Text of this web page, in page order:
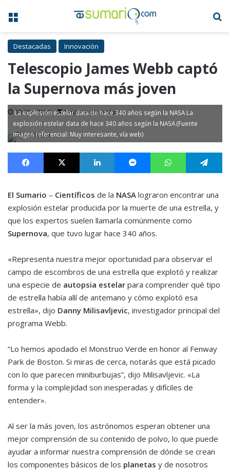
Menú
Destacadas Innovación
Telescopio James Webb captó
la Supernova más joven
09 Abr, 2023 1 minuto de lectura
La explosión estelar data de hace 340 años según la NASA La
explosión estelar data de hace 340 años según la NASA (Fuente
imagen referencial: Muy interesante, vía web)
Facebook X LinkedIn MessengerWhatsApp
El Sumario – Científicos de la NASA lograron encontrar una
explosión estelar producida por la muerte de una estrella, y
que los expertos suelen llamarla comúnmente como
Supernova, que tuvo lugar hace 340 años.
«Representa nuestra mejor oportunidad para observar el
campo de escombros de una estrella que explotó y realizar
una especie de autopsia estelar para comprender qué tipo
de estrella había allí de antemano y cómo explotó esa
estrella», dijo Danny Milisavljevic, investigador principal del
programa Webb.
“Lo hemos apodado el Monstruo Verde en honor al Fenway
Park de Boston. Si miras de cerca, notarás que está picado
con lo que parecen miniburbujas”, dijo Milisavljevic. «La
forma y la complejidad son inesperadas y difíciles de
entender».
Al ser la más joven, los astrónomos esperan obtener una
mejor comprensión de su contenido de polvo, lo que puede
ayudar a informar nuestra comprensión de dónde se crean
los componentes básicos de los planetas y de nosotros